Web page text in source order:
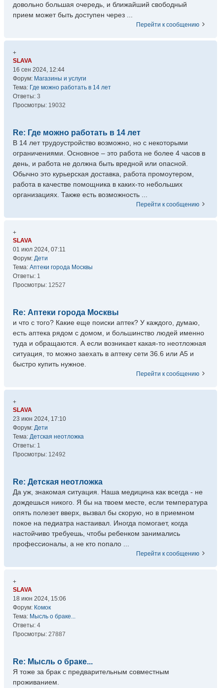
довольно большая очередь, и ближайший свободный
прием может быть доступен через ...
Перейти к сообщению
+
SLAVA
16 сен 2024, 12:44
Форум: Магазины и услуги
Тема: Где можно работать в 14 лет
Ответы: 3
Просмотры: 19032
Re: Где можно работать в 14 лет
В 14 лет трудоустройство возможно, но с некоторыми
ограничениями. Основное – это работа не более 4 часов в
день, и работа не должна быть вредной или опасной.
Обычно это курьерская доставка, работа промоутером,
работа в качестве помощника в каких-то небольших
организациях. Также есть возможность ...
Перейти к сообщению
+
SLAVA
01 июл 2024, 07:11
Форум: Дети
Тема: Аптеки города Москвы
Ответы: 1
Просмотры: 12527
Re: Аптеки города Москвы
и что с того? Какие еще поиски аптек? У каждого, думаю,
есть аптека рядом с домом, и большинство людей именно
туда и обращаются. А если возникает какая-то неотложная
ситуация, то можно заехать в аптеку сети 36.6 или А5 и
быстро купить нужное.
Перейти к сообщению
+
SLAVA
23 июн 2024, 17:10
Форум: Дети
Тема: Детская неотложка
Ответы: 1
Просмотры: 12492
Re: Детская неотложка
Да уж, знакомая ситуация. Наша медицина как всегда - не
дождешься никого. Я бы на твоем месте, если температура
опять полезет вверх, вызвал бы скорую, но в приемном
покое на педиатра настаивал. Иногда помогает, когда
настойчиво требуешь, чтобы ребенком занимались
профессионалы, а не кто попало ...
Перейти к сообщению
+
SLAVA
18 июн 2024, 15:06
Форум: Комок
Тема: Мысль о браке...
Ответы: 4
Просмотры: 27887
Re: Мысль о браке...
Я тоже за брак с предварительным совместным
проживанием.